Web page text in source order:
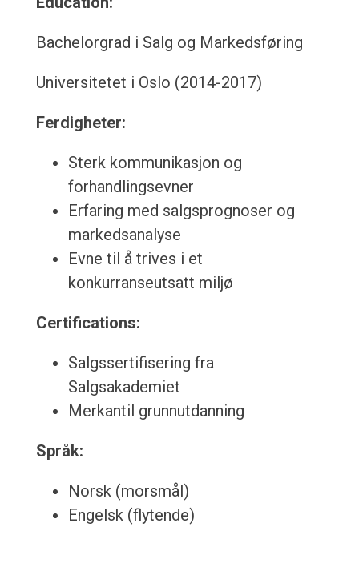
Bachelorgrad i Salg og Markedsføring
Universitetet i Oslo (2014-2017)
Ferdigheter:
Sterk kommunikasjon og
forhandlingsevner
Erfaring med salgsprognoser og
markedsanalyse
Evne til å trives i et
konkurranseutsatt miljø
Certifications:
Salgssertifisering fra
Salgsakademiet
Merkantil grunnutdanning
Språk:
Norsk (morsmål)
Engelsk (flytende)